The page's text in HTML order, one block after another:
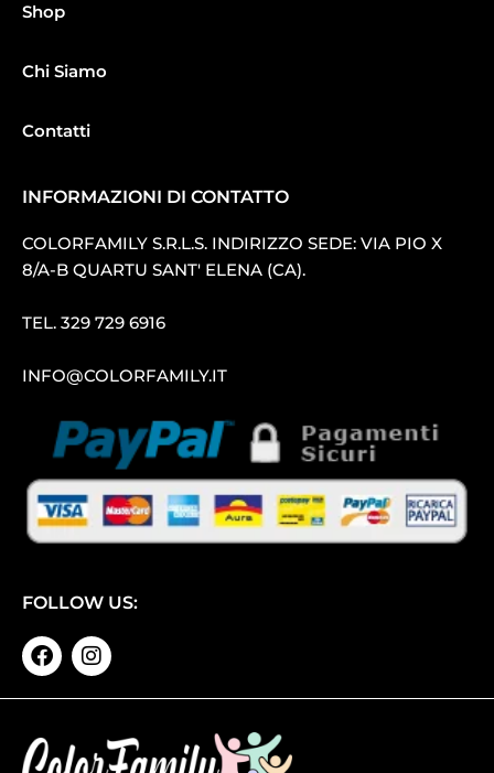
Shop
Chi Siamo
Contatti
INFORMAZIONI DI CONTATTO
COLORFAMILY S.R.L.S. INDIRIZZO SEDE: VIA PIO X
8/A-B QUARTU SANT′ ELENA (CA).
TEL. 329 729 6916
INFO@COLORFAMILY.IT
FOLLOW US: